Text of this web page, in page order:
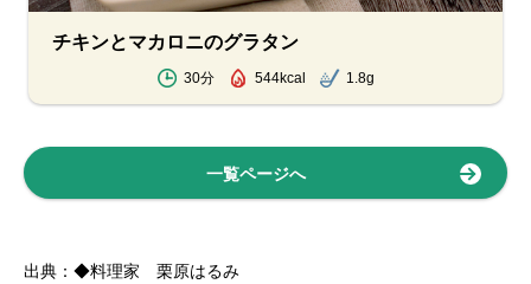
チキンとマカロニのグラタン
30分 544kcal 1.8g
一覧ページへ
出典：◆料理家 栗原はるみ